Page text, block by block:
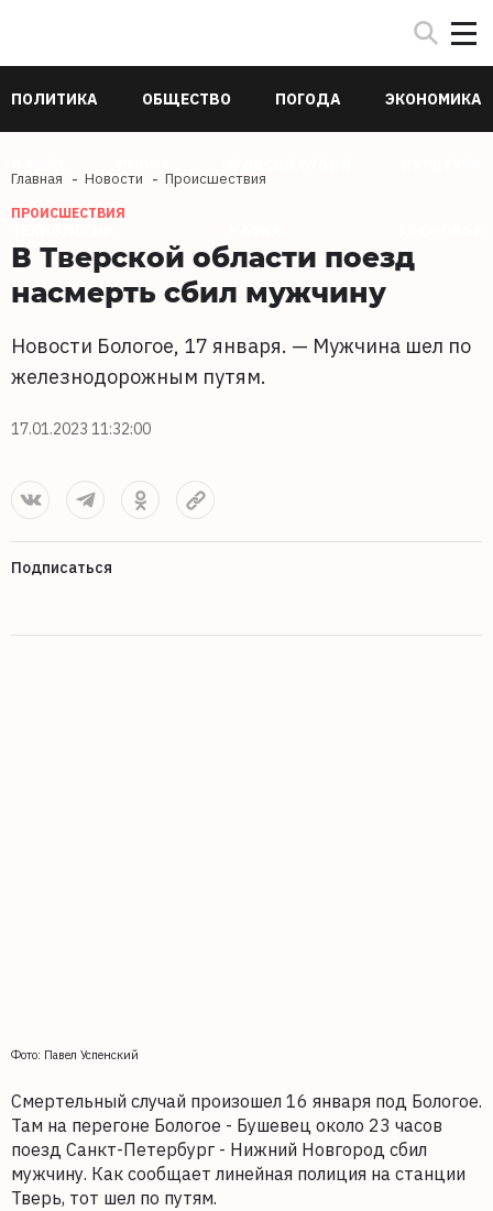
ПОЛИТИКА ОБЩЕСТВО ПОГОДА ЭКОНОМИКА
Главная Новости Происшествия
ПРОИСШЕСТВИЯ
В Тверской области поезд
насмерть сбил мужчину
Новости Бологое, 17 января. — Мужчина шел по
железнодорожным путям.
17.01.2023 11:32:00
Подписаться
Фото: Павел Успенский
Смертельный случай произошел 16 января под Бологое.
Там на перегоне Бологое - Бушевец около 23 часов
поезд Санкт-Петербург - Нижний Новгород сбил
мужчину. Как сообщает линейная полиция на станции
Тверь, тот шел по путям.